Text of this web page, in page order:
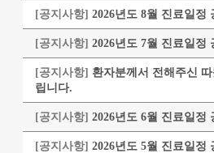
[공지사항] 2026년도 8월 진료일정
[공지사항] 2026년도 7월 진료일정
[공지사항] 환자분께서 전해주신
립니다.
[공지사항] 2026년도 6월 진료일정
[공지사항] 2026년도 5월 진료일정